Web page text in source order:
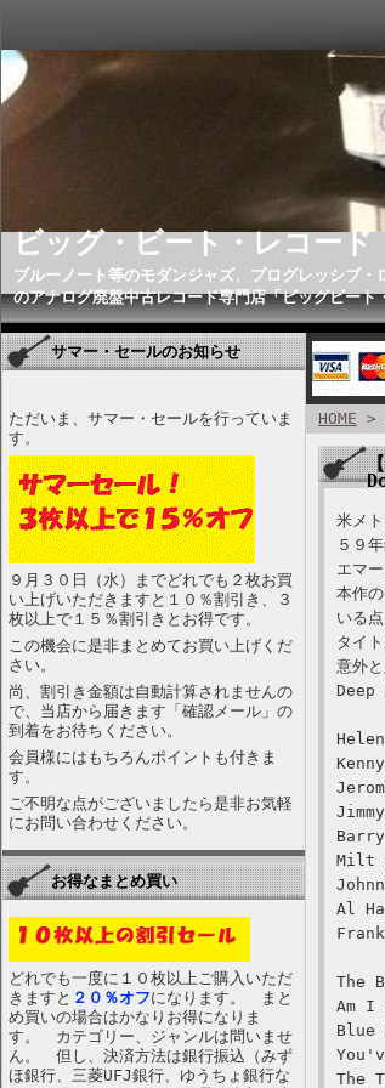
ビッグ・ビート・レコード
ブルーノート等のモダンジャズ、プログレッシブ
のアナログ廃盤中古レコード専門店「ビッグビー
サマー・セールのお知らせ
ただいま、サマー・セールを行っていま
す。
９月３０日（水）までどれでも２枚お買
い上げいただきますと１０％割引き、３
枚以上で１５％割引きとお得です。
この機会に是非まとめてお買い上げくだ
さい。
尚、割引き金額は自動計算されませんの
で、当店から届きます「確認メール」の
到着をお待ちください。
会員様にはもちろんポイントも付きま
す。
ご不明な点がございましたら是非お気軽
にお問い合わせください。
お得なまとめ買い
どれでも一度に１０枚以上ご購入いただ
きますと ２０％オフになります。 まと
め買いの場合はかなりお得になりま
す。 カテゴリー、ジャンルは問いませ
ん。 但し、決済方法は銀行振込（みず
ほ銀行、三菱UFJ銀行、ゆうちょ銀行な
HOME >
米メ
５９
エマ
本作
いる点
タイ
意外
Deep
Milt
Al
The
Am I
Blue
The